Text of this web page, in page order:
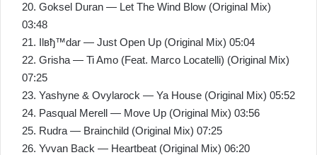
20. Goksel Duran — Let The Wind Blow (Original Mix)
03:48
21. Ilвђ™dar — Just Open Up (Original Mix) 05:04
22. Grisha — Ti Amo (Feat. Marco Locatelli) (Original Mix)
07:25
23. Yashyne & Ovylarock — Ya House (Original Mix) 05:52
24. Pasqual Merell — Move Up (Original Mix) 03:56
25. Rudra — Brainchild (Original Mix) 07:25
26. Yvvan Back — Heartbeat (Original Mix) 06:20